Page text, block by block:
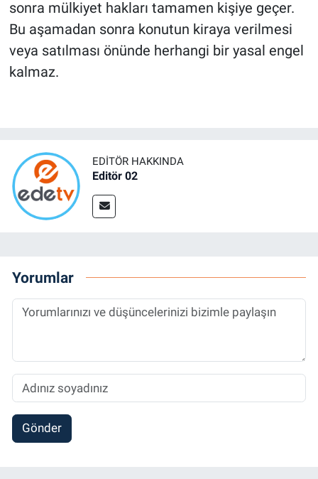
sonra mülkiyet hakları tamamen kişiye geçer.
Bu aşamadan sonra konutun kiraya verilmesi
veya satılması önünde herhangi bir yasal engel
kalmaz.
EDITÖR HAKKINDA
Editör 02
Yorumlar
Gönder